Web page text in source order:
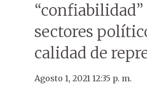
sectores
calidad de
Agosto 1, 2021 12:35 p. m.